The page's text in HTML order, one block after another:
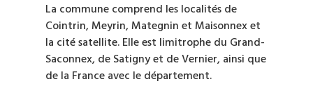
La commune comprend les localités de
Cointrin, Meyrin, Mategnin et Maisonnex et
la cité satellite. Elle est limitrophe du Grand-
Saconnex, de Satigny et de Vernier, ainsi que
de la France avec le département.